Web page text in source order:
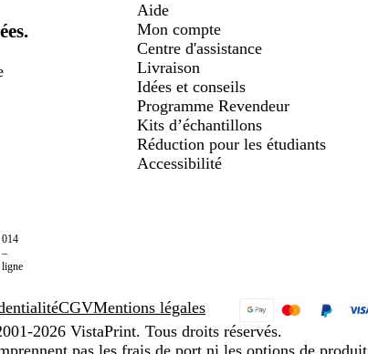
–
ligne
Aide
Mon compte
Centre d'assistance
Livraison
Idées et conseils
Programme Revendeur
Kits d’échantillons
Réduction pour les étudiants
Accessibilité
CGVMentions légales
2026 VistaPrint. Tous droits réservés.
pas les frais de port ni les options de produit.